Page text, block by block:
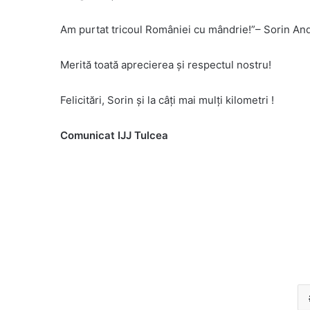
Am purtat tricoul României cu mândrie!”– Sorin
Merită toată aprecierea şi respectul nostru!
Felicitări, Sorin şi la câţi mai mulţi kilometri !
Comunicat IJJ Tulcea